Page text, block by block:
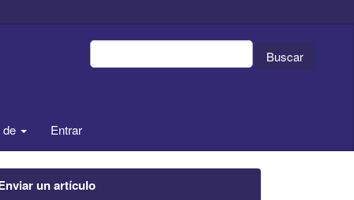
Buscar
Entrar
un artículo